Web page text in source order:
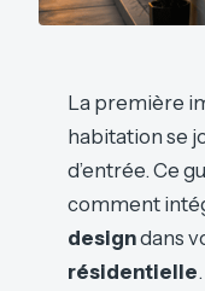
La première
habitation se
d’entrée. Ce
comment
designdans
résidentielle